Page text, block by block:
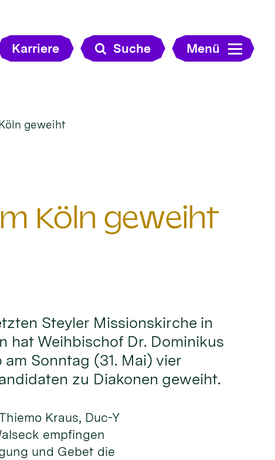
Karriere Suche Menü
geweiht
Köln geweiht
Steyler Missionskirche in
hat Weihbischof Dr. Dominikus
Sonntag (31. Mai) vier
zu Diakonen geweiht.
Kraus, Duc-Y
empfingen
und Gebet die